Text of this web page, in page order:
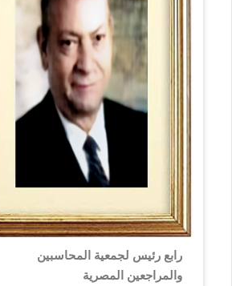
رابع رئيس لجمعية المحاسبين
والمراجعين المصرية